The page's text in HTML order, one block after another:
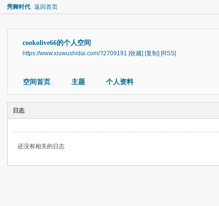
秀舞时代 返回首页
cookolive66的个人空间
https://www.xiuwushidai.com/?2709191 [收藏] [复制] [RSS]
空间首页 主题 个人资料
日志
还没有相关的日志